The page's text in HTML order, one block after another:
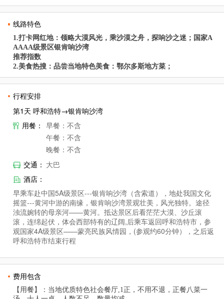
线路特色
1.打卡网红地：领略大漠风光，乘沙漠之舟，探响沙之迷；国家A
AAAA级景区银肯响沙湾
推荐指数
2.美食热搜：品尝当地特色美食：鄂尔多斯地方菜；
行程安排
第1天 呼和浩特→银肯响沙湾
用餐： 早餐：不含
午餐：不含
晚餐：不含
交通： 大巴
酒店：
早乘车赴中国5A级景区---银肯响沙湾（含索道），地处我国文化
摇篮---黄河中游的南缘，银肯响沙湾景观壮美，风光独特。途径
浊流婉转的母亲河——黄河。抵达景区后看茫茫大漠、沙丘滚
滚，连绵起伏，体会西部特有的辽阔,后乘车返回呼和浩特市，参
观国家4A级景区——蒙亮民族风情园，(参观约60分钟），之后返
呼和浩特市结束行程
费用包含
【用餐】：当地优质特色社会餐厅,1正，不用不退，正餐八菜一